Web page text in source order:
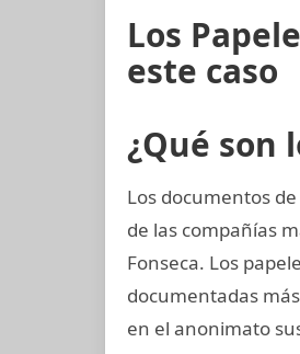
Los
este caso
¿Qué son
Los documentos
de las compañías
Fonseca. Los
documentadas
en el anonimato